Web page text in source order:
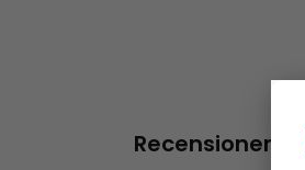
Recensioner